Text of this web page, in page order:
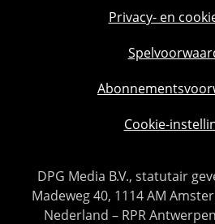
Privacy- en
Cookie-
DPG Media B.V., statutair
Madeweg 40, 1114 AM
Nederland – RPR